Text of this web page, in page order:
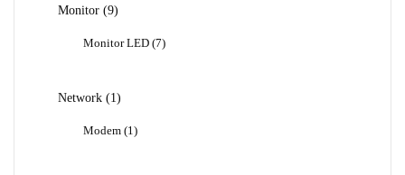
Monitor 99
Monitor LED 77
Network 11
Modem 1 1